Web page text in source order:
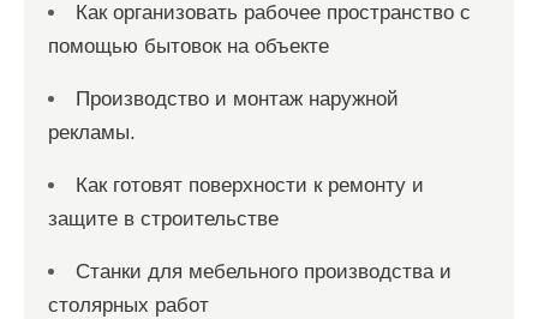
Как организовать рабочее пространство с
помощью бытовок на объекте
Производство и монтаж наружной
рекламы.
Как готовят поверхности к ремонту и
защите в строительстве
Станки для мебельного производства и
столярных работ